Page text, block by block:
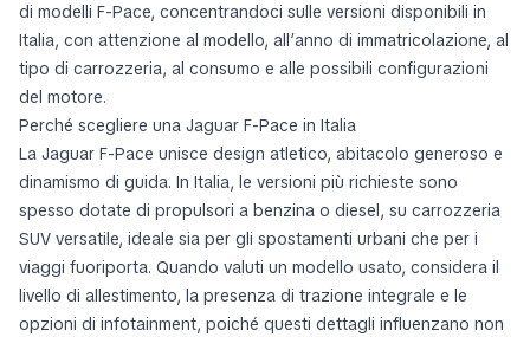
di modelli F-Pace, concentrandoci sulle versioni disponibili in
Italia, con attenzione al modello, all’anno di immatricolazione, al
tipo di carrozzeria, al consumo e alle possibili configurazioni
del motore.
Perché scegliere una Jaguar F-Pace in Italia
La Jaguar F-Pace unisce design atletico, abitacolo generoso e
dinamismo di guida. In Italia, le versioni più richieste sono
spesso dotate di propulsori a benzina o diesel, su carrozzeria
SUV versatile, ideale sia per gli spostamenti urbani che per i
viaggi fuoriporta. Quando valuti un modello usato, considera il
livello di allestimento, la presenza di trazione integrale e le
opzioni di infotainment, poiché questi dettagli influenzano non